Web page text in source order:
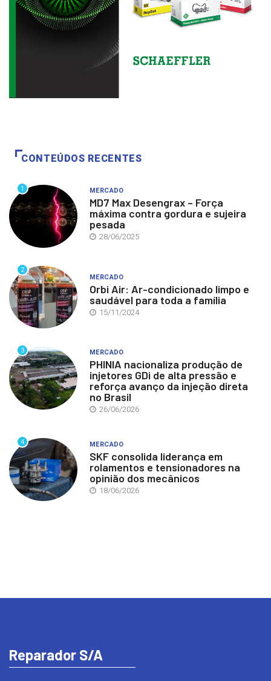
CONTEÚDOS RECENTES
1 MERCADO
MD7 Max Desengrax – Força
máxima contra gordura e sujeira
pesada
28/06/2025
2
MERCADO
Orbi Air: Ar-condicionado limpo e
saudável para toda a família
15/11/2024
3 MERCADO
PHINIA nacionaliza produção de
injetores GDi de alta pressão e
reforça avanço da injeção direta
no Brasil
26/06/2026
4 MERCADO
SKF consolida liderança em
rolamentos e tensionadores na
opinião dos mecânicos
18/06/2026
Reparador S/A